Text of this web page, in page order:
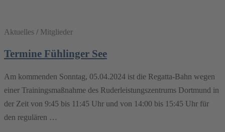
Aktuelles / Mitglieder
Termine Fühlinger See
Am kommenden Sonntag, 05.04.2024 ist die Regatta-Bahn wegen
einer Trainingsmaßnahme des Ruderleistungszentrums Dortmund in
der Zeit von 9:45 bis 11:45 Uhr und von 14:00 bis 15:45 Uhr für
den regulären …